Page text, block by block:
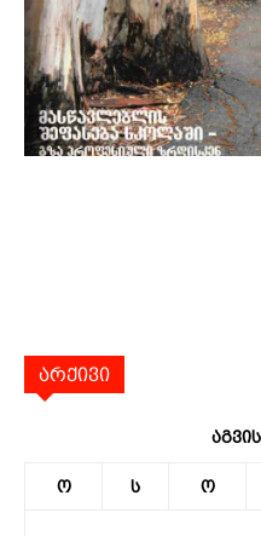
არქივი
ო ს ო